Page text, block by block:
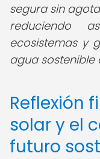
segura sin
reduciendo
ecosistemas y
agua sostenible
Reflexión
solar y el
futuro